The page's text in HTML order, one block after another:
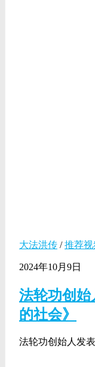
大法洪传 /推荐视
2024年10月9日
法轮功创始
的社会》
法轮功创始人发